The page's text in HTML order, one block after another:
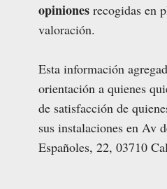
opiniones recogidas en
valoración.
Esta información
orientación a quienes
de satisfacción de
sus instalaciones en Av
Españoles, 22, 03710